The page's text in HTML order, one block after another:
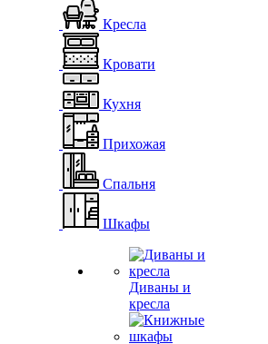
Кресла
Кровати
Кухня
Прихожая
Спальня
Шкафы
Диваны и
кресла